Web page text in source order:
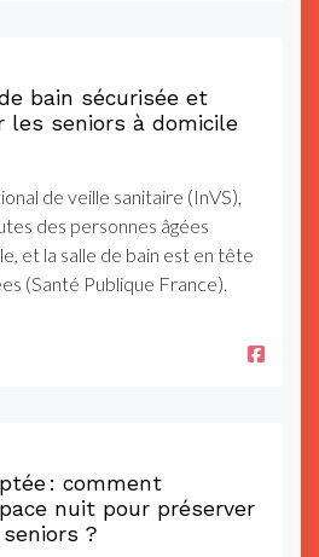
bain sécurisée et
les seniors à domicile
de veille sanitaire (InVS),
des personnes âgées
et la salle de bain est en tête
(Santé Publique France).
: comment
nuit pour préserver
?